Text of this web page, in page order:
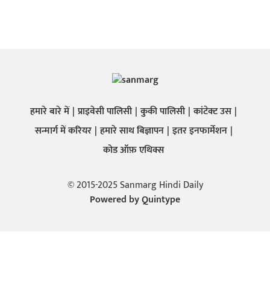
हमारे बारे में प्राइवेसी पालिसी कुकी पालिसी कांटेक्ट उस
सन्मार्ग में करियर हमारे साथ बिज्ञापन इतर इनफार्मेशन
कोड ऑफ़ एथिक्स
© 2015-2025 Sanmarg Hindi Daily
Powered byQuintype